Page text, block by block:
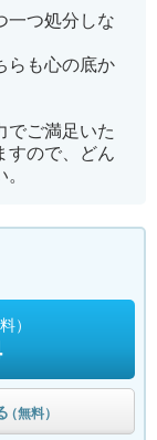
一つ処分しな
らも心の底か
でご満足いた
すので、どん
）
（無料）